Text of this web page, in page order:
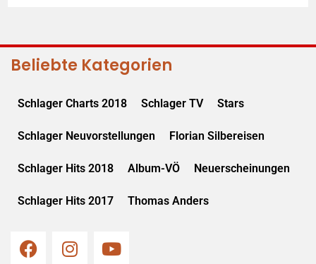
Beliebte Kategorien
Schlager Charts 2018 Schlager TV Stars
Schlager Neuvorstellungen Florian Silbereisen
Schlager Hits 2018 Album-VÖ Neuerscheinungen
Schlager Hits 2017 Thomas Anders